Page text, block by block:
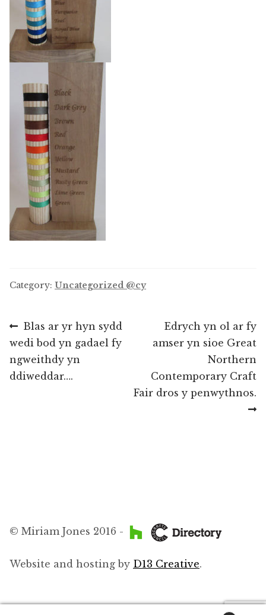
Category: Uncategorized @cy
Llywio
cofnod
Previous
post:
Blas ar yr hyn sydd
wedi bod yn gadael fy
ngweithdy yn
ddiweddar….
Next
post:
Edrych yn ol ar fy
amser yn sioe Great
Northern
Contemporary Craft
Fair dros y penwythnos.
© Miriam Jones 2016 -
Website and hosting by D13 Creative.